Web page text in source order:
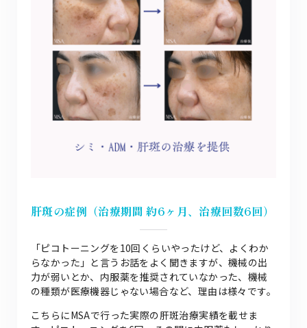
肝斑の症例（治療期間 約6ヶ月、治療回数6回）
「ピコトーニングを10回くらいやったけど、よくわか
らなかった」と言うお話をよく聞きますが、機械の出
力が弱いとか、内服薬を推奨されていなかった、機械
の種類が医療機器じゃない場合など、理由は様々です。
こちらにMSAで行った実際の肝斑治療実績を載せま